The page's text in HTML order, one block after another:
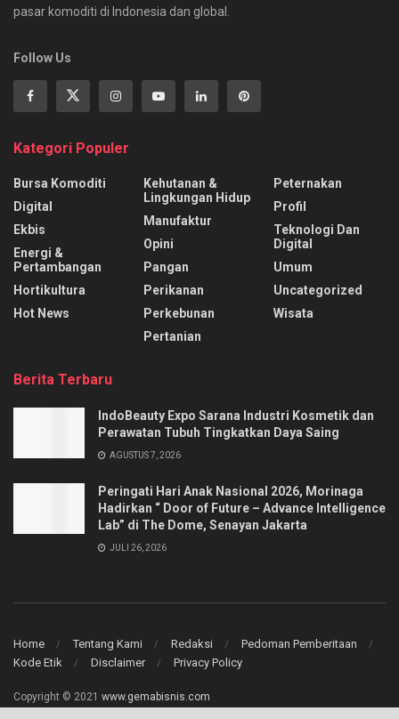
pasar komoditi di Indonesia dan global.
Follow Us
Kategori Populer
Bursa Komoditi
Digital
Ekbis
Energi &
Pertambangan
Hortikultura
Hot News
Kehutanan &
Lingkungan Hidup
Manufaktur
Opini
Pangan
Perikanan
Perkebunan
Pertanian
Peternakan
Profil
Teknologi Dan
Digital
Umum
Uncategorized
Wisata
Berita Terbaru
IndoBeauty Expo Sarana Industri Kosmetik dan
Perawatan Tubuh Tingkatkan Daya Saing
AGUSTUS 7, 2026
Peringati Hari Anak Nasional 2026, Morinaga
Hadirkan “ Door of Future – Advance Intelligence
Lab” di The Dome, Senayan Jakarta
JULI 26, 2026
Home Tentang Kami Redaksi
Pedoman Pemberitaan
Kode Etik
Disclaimer Privacy Policy
Copyright © 2021 www.gemabisnis.com